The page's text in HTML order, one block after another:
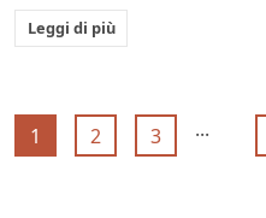
Leggi di più
1 2 3 ...